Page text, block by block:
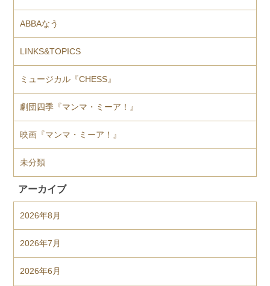
ABBAなう
LINKS&TOPICS
ミュージカル『CHESS』
劇団四季『マンマ・ミーア！』
映画『マンマ・ミーア！』
未分類
アーカイブ
2026年8月
2026年7月
2026年6月